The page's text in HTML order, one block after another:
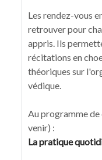
Les rendez-vous
retrouver pour
appris. Ils
récitations en
théoriques sur
védique.
Au programme
venir) :
La pratique